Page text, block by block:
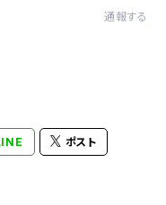
通報する
ポスト